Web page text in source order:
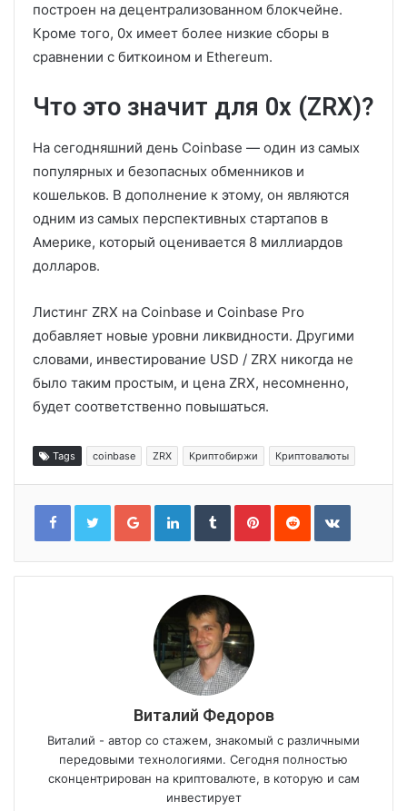
построен на децентрализованном блокчейне.
Кроме того, 0x имеет более низкие сборы в
сравнении с биткоином и Ethereum.
Что это значит для 0x (ZRX)?
На сегодняшний день Coinbase — один из самых
популярных и безопасных обменников и
кошельков. В дополнение к этому, он являются
одним из самых перспективных стартапов в
Америке, который оценивается 8 миллиардов
долларов.
Листинг ZRX на Coinbase и Coinbase Pro
добавляет новые уровни ликвидности. Другими
словами, инвестирование USD / ZRX никогда не
было таким простым, и цена ZRX, несомненно,
будет соответственно повышаться.
Tags coinbase ZRX Криптобиржи Криптовалюты
Google+LinkedInTumblrPinterestReddit VKontakte
Виталий Федоров
Виталий - автор со стажем, знакомый с различными
передовыми технологиями. Сегодня полностью
сконцентрирован на криптовалюте, в которую и сам
инвестирует